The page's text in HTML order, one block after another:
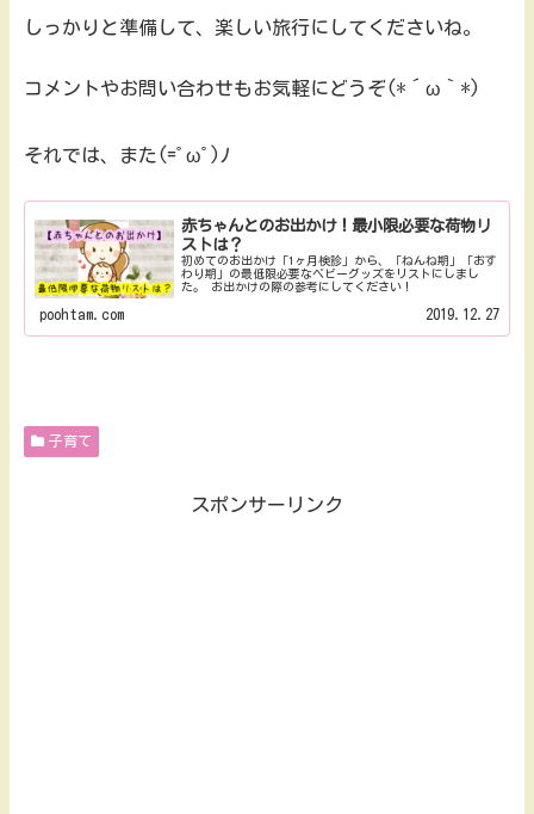
しっかりと準備して、楽しい旅行にしてくださいね。
コメントやお問い合わせもお気軽にどうぞ(*´ω｀*)
それでは、また(=ﾟωﾟ)ﾉ
赤ちゃんとのお出かけ！最小限必要な荷物リ
ストは？
初めてのお出かけ「1ヶ月検診」から、「ねんね期」「おす
わり期」の最低限必要なベビーグッズをリストにしまし
た。 お出かけの際の参考にしてください！
poohtam.com 2019.12.27
子育て
スポンサーリンク